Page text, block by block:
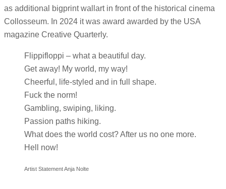
as additional bigprint wallart in front of the historical cinema
Collosseum. In 2024 it was award awarded by the USA
magazine Creative Quarterly.
Flippifloppi – what a beautiful day.
Get away! My world, my way!
Cheerful, life-styled and in full shape.
Fuck the norm!
Gambling, swiping, liking.
Passion paths hiking.
What does the world cost? After us no one more.
Hell now!
Artist Statement Anja Nolte